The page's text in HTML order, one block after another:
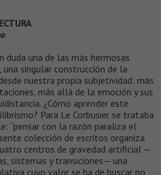
una de las más hermosas
singular construcción de la
nuestra propia subjetividad: más
más allá de la emoción y sus
¿Cómo aprender este
Para Le Corbusier se trataba
“pensar con la razón paraliza el
colección de escritos organiza
centros de gravedad artificial —
sistemas y transiciones— una
cuyo valor se ha de buscar no